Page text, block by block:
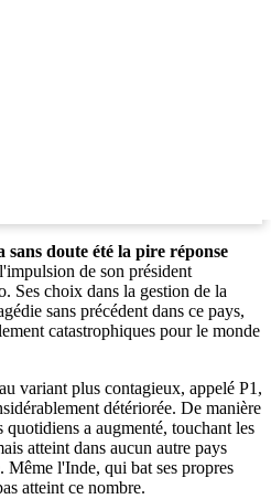
doute été la pire réponse
de son président
Ses choix dans la gestion de la
sans précédent dans ce pays,
catastrophiques pour le monde
variant plus contagieux, appelé P1,
détériorée. De manière
a augmenté, touchant les
atteint dans aucun autre pays
Même l'Inde, qui bat ses propres
atteint ce nombre.